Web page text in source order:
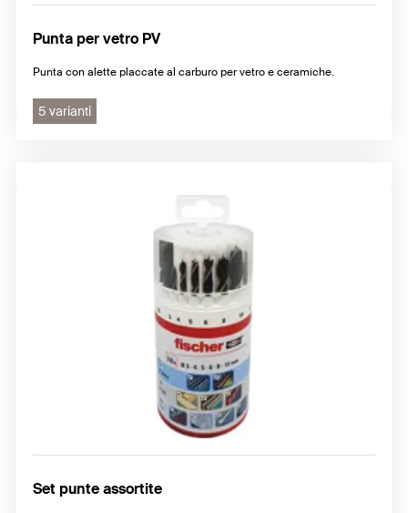
Punta per vetro PV
Punta con alette placcate al carburo per vetro e ceramiche.
5 varianti
Set punte assortite